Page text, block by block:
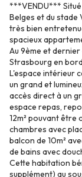
***VENDU***
Belges et du stade
très bien
spacieux
Au 9ème et
Strasbourg en
L'espace intérieur
un grand et
accès direct à un
espace repas,
12m² pouvant
chambres avec
balcon de 10m²
de bains avec
Cette habitation
supplément) au